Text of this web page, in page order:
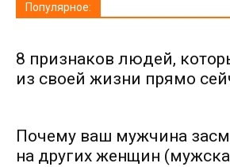
Популярное:
8 признаков людей,
из своей жизни прямо
Почему ваш мужчина
на других женщин